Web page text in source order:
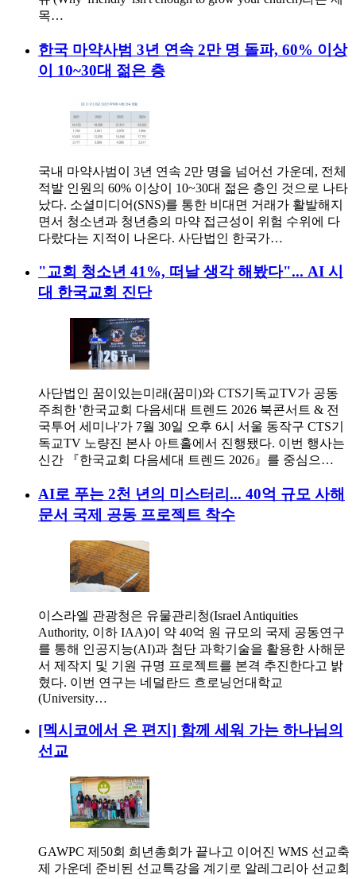
목…
한국 마약사범 3년 연속 2만 명 돌파, 60% 이상
이 10~30대 젊은 층
국내 마약사범이 3년 연속 2만 명을 넘어선 가운데, 전체
적발 인원의 60% 이상이 10~30대 젊은 층인 것으로 나타
났다. 소셜미디어(SNS)를 통한 비대면 거래가 활발해지
면서 청소년과 청년층의 마약 접근성이 위험 수위에 다
다랐다는 지적이 나온다. 사단법인 한국가…
"교회 청소년 41%, 떠날 생각 해봤다"... AI 시
대 한국교회 진단
사단법인 꿈이있는미래(꿈미)와 CTS기독교TV가 공동
주최한 '한국교회 다음세대 트렌드 2026 북콘서트 & 전
국투어 세미나'가 7월 30일 오후 6시 서울 동작구 CTS기
독교TV 노량진 본사 아트홀에서 진행됐다. 이번 행사는
신간 『한국교회 다음세대 트렌드 2026』를 중심으…
AI로 푸는 2천 년의 미스터리... 40억 규모 사해
문서 국제 공동 프로젝트 착수
이스라엘 관광청은 유물관리청(Israel Antiquities
Authority, 이하 IAA)이 약 40억 원 규모의 국제 공동연구
를 통해 인공지능(AI)과 첨단 과학기술을 활용한 사해문
서 제작지 및 기원 규명 프로젝트를 본격 추진한다고 밝
혔다. 이번 연구는 네덜란드 흐로닝언대학교
(University…
[멕시코에서 온 편지] 함께 세워 가는 하나님의
선교
GAWPC 제50회 희년총회가 끝나고 이어진 WMS 선교축
제 가운데 준비된 선교특강을 계기로 알레그리아 선교회